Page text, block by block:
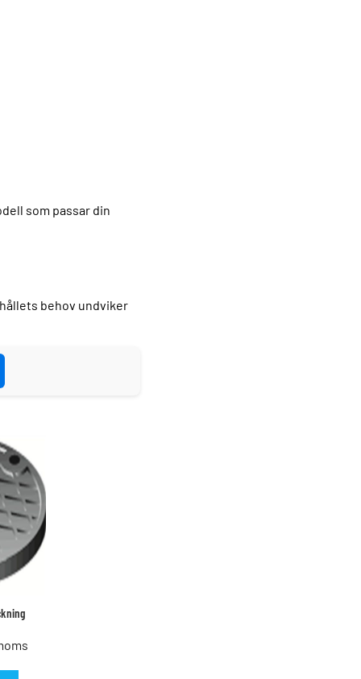
som passar din
behov undviker